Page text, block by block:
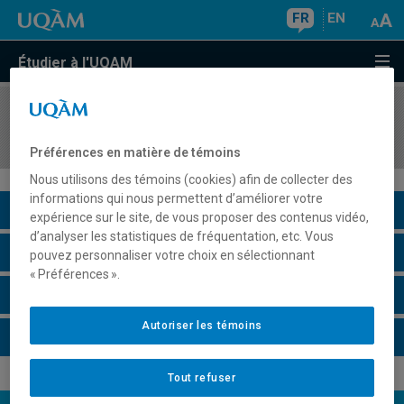
FR EN
Étudier à l'UQAM
COURS//
Description du cours
Horaire - Été 2026
Préférences en matière de témoins
Nous utilisons des témoins (cookies) afin de collecter des
informations qui nous permettent d’améliorer votre
expérience sur le site, de vous proposer des contenus vidéo,
d’analyser les statistiques de fréquentation, etc. Vous
pouvez personnaliser votre choix en sélectionnant
« Préférences ».
Tout refuser
Autoriser les témoins